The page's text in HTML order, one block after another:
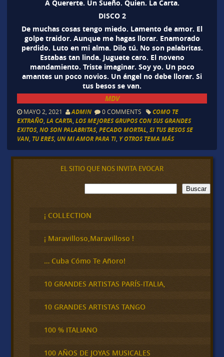
A Quererte. Un Sueño. Quien. La Carta.
DISCO 2
De muchas cosas tengo miedo. Lamento de amor. El
golpe traidor. Aunque me hagas llorar. Enamorado
perdido. Luto en mi alma. Dilo tú. No son palabritas.
Estabas tan linda. Juguete caro. El noveno
mandamiento. Triste imaginar. Soy yo. Un poco
amantes un poco novios. Un ángel no debe llorar. Si
tus besos se van.
MDV
MAYO 2, 2021 ADMIN 0 COMMENTS
COMO TE
EXTRAÑO, LA CARTA LOS MEJORES GRUPOS CON SUS GRANDES
EXITOS, NO SON PALABRITAS, PECADO MORTAL, SI TUS BESOS SE
VAN, TU ERES, UN MI AMOR PARA TI, Y OTROS TEMA MÁS
EL SITIO QUE NOS INVITA EVOCAR
B
u
c
a
Buscar
¡ COLLECTION
¡ Maravilloso,Maravilloso !
… Cuba Cómo Te Añoro!
10 GRANDES ARTISTAS PARÍS-ITALIA,
10 GRANDES ARTISTAS TANGO
100 % ITALIANO
100 AÑOS DE JOYAS MUSICALES